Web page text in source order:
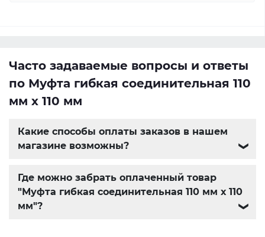
Часто задаваемые вопросы и ответы
по Муфта гибкая соединительная 110
мм х 110 мм
Какие способы оплаты заказов в нашем
магазине возможны?
❯
Где можно забрать оплаченный товар
"Муфта гибкая соединительная 110 мм х 110
мм"?
❯